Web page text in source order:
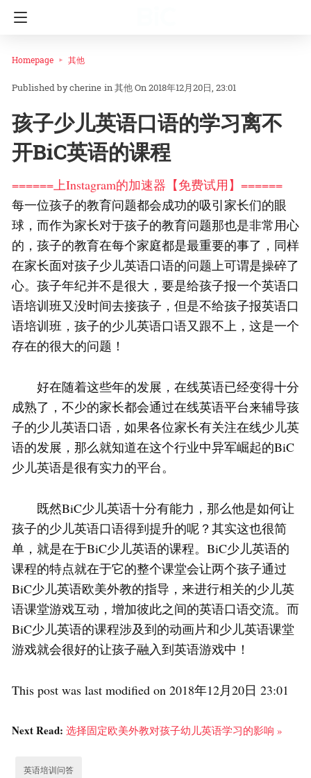
Homepage 其他
cherine in其他On 2018年12月20日, 23:01
孩子少儿英语口语的学习离不
开BiC英语的课程
======上Instagram的加速器【免费试用】======
每一位孩子的教育问题都会成功的吸引家长们的眼
球，而作为家长对于孩子的教育问题那也是非常用心
的，孩子的教育在每个家庭都是最重要的事了，同样
在家长面对孩子少儿英语口语的问题上可谓是操碎了
心。孩子年纪并不是很大，要是给孩子报一个英语口
语培训班又没时间去接孩子，但是不给孩子报英语口
语培训班，孩子的少儿英语口语又跟不上，这是一个
存在的很大的问题！
好在随着这些年的发展，在线英语已经变得十分
成熟了，不少的家长都会通过在线英语平台来辅导孩
子的少儿英语口语，如果各位家长有关注在线少儿英
语的发展，那么就知道在这个行业中异军崛起的BiC
少儿英语是很有实力的平台。
既然BiC少儿英语十分有能力，那么他是如何让
孩子的少儿英语口语得到提升的呢？其实这也很简
单，就是在于BiC少儿英语的课程。BiC少儿英语的
课程的特点就在于它的整个课堂会让两个孩子通过
BiC少儿英语欧美外教的指导，来进行相关的少儿英
语课堂游戏互动，增加彼此之间的英语口语交流。而
BiC少儿英语的课程涉及到的动画片和少儿英语课堂
游戏就会很好的让孩子融入到英语游戏中！
This post was last modified on 2018年12月20日 23:01
Next Read: 选择固定欧美外教对孩子幼儿英语学习的影响 »
英语培训问答